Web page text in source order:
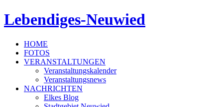
Lebendiges-Neuwied
HOME
FOTOS
VERANSTALTUNGEN
Veranstaltungskalender
Veranstaltungsnews
NACHRICHTEN
Elkes Blog